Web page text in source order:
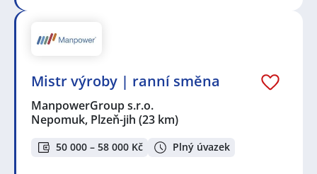
Mistr výroby | ranní směna
ManpowerGroup s.r.o.
Nepomuk, Plzeň-jih (23 km)
50 000 – 58 000 Kč Plný úvazek